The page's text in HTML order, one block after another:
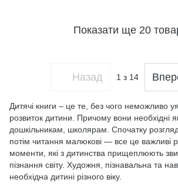
Показати ще 20
Назад 1 з 14
Дитячі книги – це те, без чого неможливо
розвиток дитини. Причому вони необхідні
дошкільникам, школярам. Спочатку
потім читання малюкові — все це важливі
моменти, які з дитинства прищеплюють
пізнання світу. Художня, пізнавальна та
необхідна дитині різного віку.